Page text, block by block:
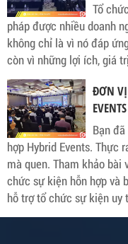
Tổ
pháp được nhiều doanh
không chỉ là vì nó đáp
còn vì những lợi ích, giá
ĐƠN VỊ
Bạn
hợp Hybrid Events. Thực
mà quen. Tham khảo bài
chức sự kiện hỗn hợp và
hỗ trợ tổ chức sự kiện uy